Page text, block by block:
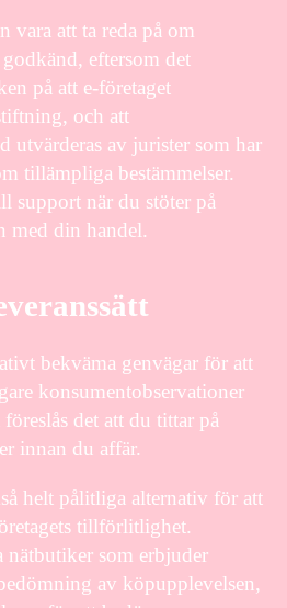
vara att ta reda på om
eftersom det
på att e-företaget
och att
utvärderas av jurister som har
tillämpliga bestämmelser.
support när du stöter på
med din handel.
bekväma genvägar för att
konsumentobservationer
det att du tittar på
innan du affär.
helt pålitliga alternativ för att
tillförlitlighet.
nätbutiker som erbjuder
av köpupplevelsen,